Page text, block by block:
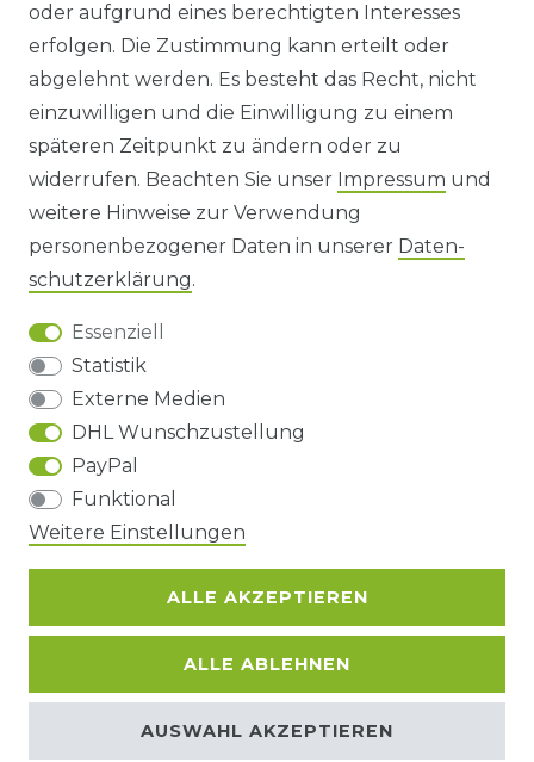
WIDERRUFS­FORMULAR
HINWEISE ZUR BATTERIEENTSORGUNG
IMPRESSUM
AGB UND KUNDENINFORMATIONEN
DATENSCHUTZERKLÄRUNG
BARRIEREFREIHEIT
Impressum Daten­schutz­erklärung
Barrierefreiheitserklärung
VERTRAG WIDERRUFEN Kontakt
vorbehalten.
oder aufgrund eines berechtigten Interesses
erfolgen. Die Zustimmung kann erteilt oder
abgelehnt werden. Es besteht das Recht, nicht
einzuwilligen und die Einwilligung zu einem
späteren Zeitpunkt zu ändern oder zu
widerrufen. Beachten Sie unser Impressum und
weitere Hinweise zur Verwendung
personenbezogener Daten in unserer Daten­
schutz­erklärung.
Essenziell
Statistik
Externe Medien
DHL Wunschzustellung
PayPal
Funktional
Weitere Einstellungen
ALLE AKZEPTIEREN
ALLE ABLEHNEN
AUSWAHL AKZEPTIEREN